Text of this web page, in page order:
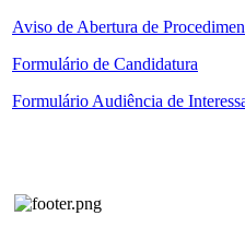
Aviso de Abertura de
Formulário de Candidatura
Formulário Audiência de